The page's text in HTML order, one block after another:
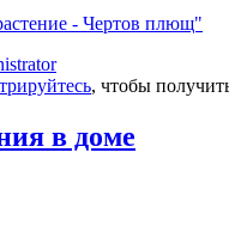
- Чертов плющ"
, чтобы
в доме